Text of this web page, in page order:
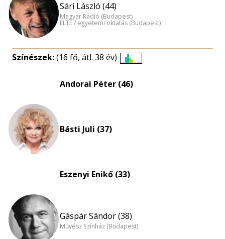
Sári László (44)
Magyar Rádió (Budapest)
ELTE / egyetemi oktatás (Budapest)
Színészek:(16 fő, átl. 38 év)
eloszlás
Andorai Péter (46)
Básti Juli (37)
Eszenyi Enikő (33)
Gáspár Sándor (38)
Művész Színház (Budapest)